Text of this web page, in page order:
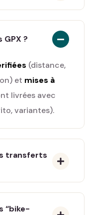
?
(distance,
et mises à
livrées avec
variantes).
transferts
“bike-